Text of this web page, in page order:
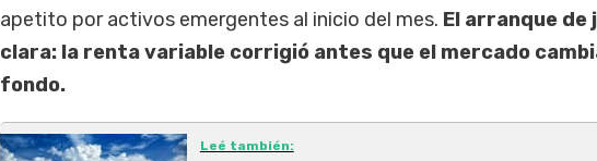
apetito por activos emergentes al inicio del mes. El arranque de
clara: la renta variable corrigió antes que el mercado
fondo.
Leé también: